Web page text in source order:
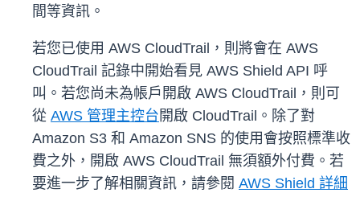
間等資訊。
若您已使用 AWS CloudTrail，則將會在 AWS
CloudTrail 記錄中開始看見 AWS Shield API 呼
叫。若您尚未為帳戶開啟 AWS CloudTrail，則可
從 AWS 管理主控台 開啟 CloudTrail。除了對
Amazon S3 和 Amazon SNS 的使用會按照標準收
費之外，開啟 AWS CloudTrail 無須額外付費。若
要進一步了解相關資訊，請參閱 AWS Shield 詳細